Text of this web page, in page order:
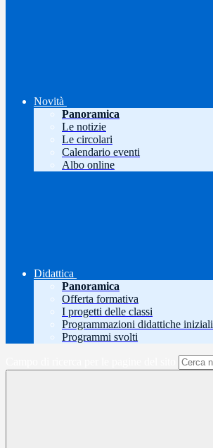
Novità
Panoramica
Le notizie
Le circolari
Calendario eventi
Albo online
Didattica
Panoramica
Offerta formativa
I progetti delle classi
Programmazioni didattiche iniziali
Programmi svolti